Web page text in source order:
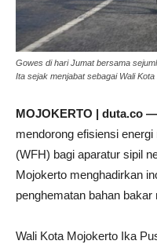
Gowes di hari Jumat bersama
Ita sejak menjabat sebagai Wali
MOJOKERTO | duta.co —
mendorong efisiensi
(WFH) bagi aparatur sipil
Mojokerto menghadirkan
penghematan bahan
Wali Kota Mojokerto Ika